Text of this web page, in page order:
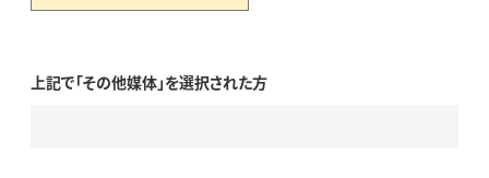
上記で「その他媒体」を選択された方